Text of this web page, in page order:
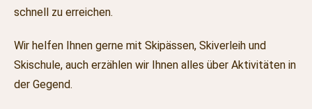
schnell zu erreichen.
Wir helfen Ihnen gerne mit Skipässen, Skiverleih und
Skischule, auch erzählen wir Ihnen alles über Aktivitäten in
der Gegend.